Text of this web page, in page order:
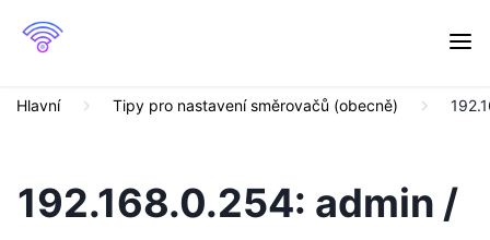
Hlavní Tipy pro nastavení směrovačů (obecně)
192.168.0.254: admin /